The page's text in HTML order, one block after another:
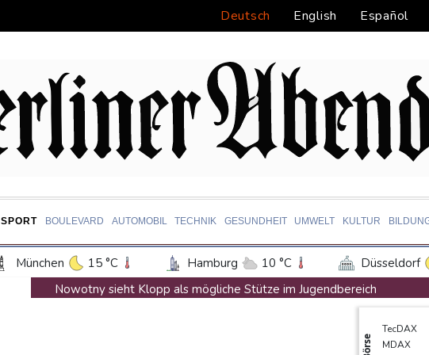
Deutsch English Español
SPORT BOULEVARD AUTOMOBIL TECHNIK GESUNDHEIT UMWELT KULTUR
München 15 °C Hamburg 10 °C Düsseldorf
Potsdam 12 °C Leipzig 11 °C
Bremen
Wien
Nowotny sieht Klopp als mögliche Stütze im Jugendbereich
Bericht: EU importiert wieder mehr Flüssiggas aus Russland
Börse
TecDAX
MDAX